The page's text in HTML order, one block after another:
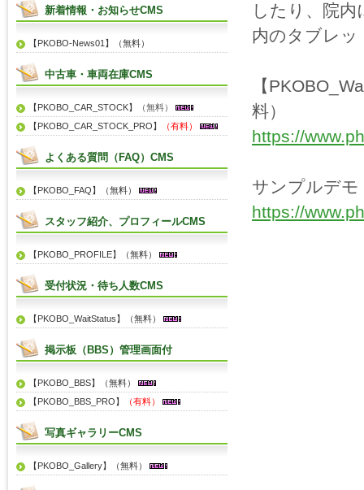
したり、院
内のタブレ
【
料）
https://
サンプルデモ
https://
新着情報・お知らせCMS
【PKOBO-News01】（無料）
中古車・車両在庫CMS
【PKOBO_CAR_STOCK】
（無料）
【PKOBO_CAR_STOCK_PRO】
（有料）
よくある質問（FAQ）CMS
【PKOBO_FAQ】（無料）
スタッフ紹介、プロフィールCMS
【PKOBO_PROFILE】（無料）
受付状況・待ち人数CMS
【PKOBO_WaitStatus】（無料）
掲示板（BBS）管理画面付
【PKOBO_BBS】（無料）
【PKOBO_BBS_PRO】
（有料）
写真ギャラリーCMS
【PKOBO_Gallery】（無料）